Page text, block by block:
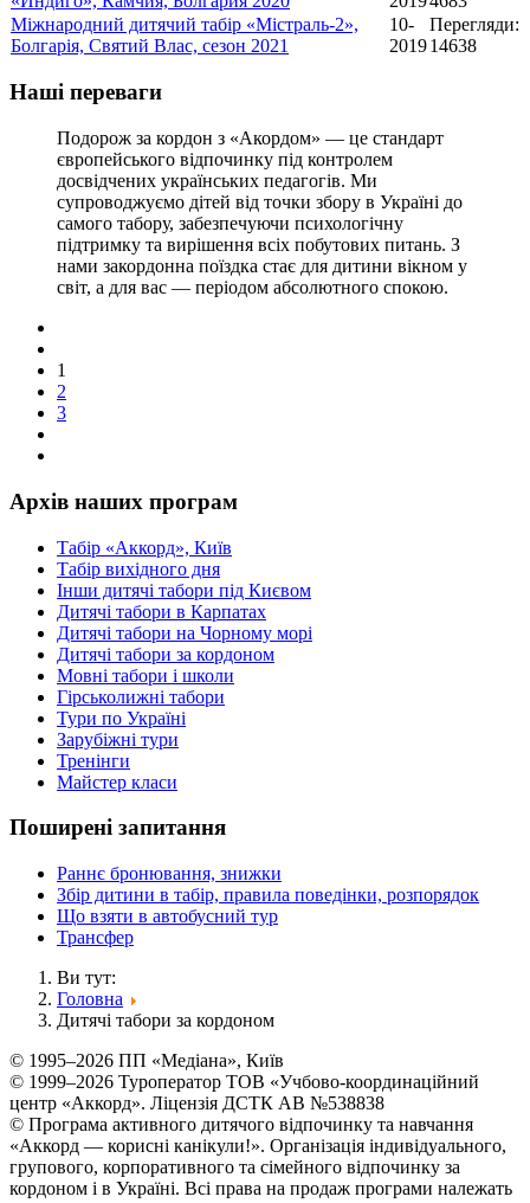
Міжнародний дитячий табір «Містраль-2»,
Болгарія, Святий Влас, сезон 2021
10-
2019
Перегляди:
14638
Наші переваги
Подорож за кордон з «Акордом» — це стандарт
європейського відпочинку під контролем
досвідчених українських педагогів. Ми
супроводжуємо дітей від точки збору в Україні до
самого табору, забезпечуючи психологічну
підтримку та вирішення всіх побутових питань. З
нами закордонна поїздка стає для дитини вікном у
світ, а для вас — періодом абсолютного спокою.
1
2
3
Архів наших програм
Табір «Аккорд», Київ
Табір вихідного дня
Інши дитячі табори під Києвом
Дитячі табори в Карпатах
Дитячі табори на Чорному морі
Дитячі табори за кордоном
Мовні табори і школи
Гірськолижні табори
Тури по Україні
Зарубіжні тури
Тренінги
Майстер класи
Поширені запитання
Раннє бронювання, знижки
Збір дитини в табір, правила поведінки, розпорядок
Що взяти в автобусний тур
Трансфер
Ви тут:
Головна
Дитячі табори за кордоном
© 1995–2026 ПП «Медіана», Київ
© 1999–2026 Туроператор ТОВ «Учбово-координаційний
центр «Аккорд». Ліцензія ДСТК АВ №538838
© Програма активного дитячого відпочинку та навчання
«Аккорд — корисні канікули!». Організація індивідуального,
групового, корпоративного та сімейного відпочинку за
кордоном і в Україні. Всі права на продаж програми належать